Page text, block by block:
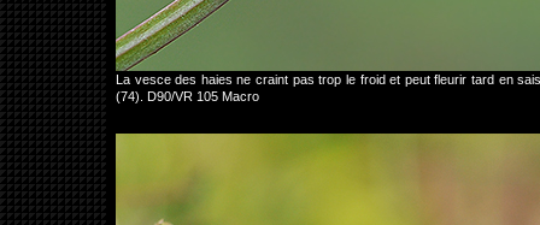
La vesce des haies ne craint pas trop le froid et peut fleurir tard en
(74). D90/VR 105 Macro